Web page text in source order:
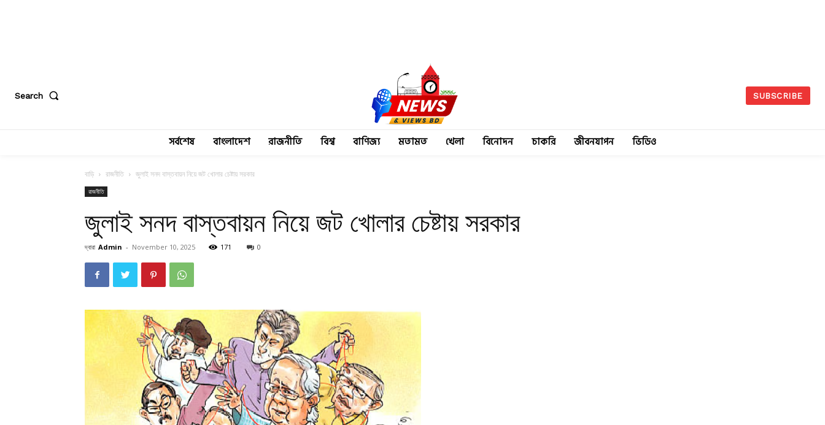
Search SUBSCRIBE
সর্বশেষ বাংলাদেশ রাজনীতি বিশ্ব বাণিজ্য মতামত খেলা বিনোদন চাকরি জীবনযাপন ভিডিও
বাড়ি রাজনীতি জুলাই সনদ বাস্তবায়ন নিয়ে জট খোলার চেষ্টায় সরকার
রাজনীতি
জুলাই সনদ বাস্তবায়ন নিয়ে জট খোলার চেষ্টায় সরকার
দ্বারা Admin - November 10, 2025 171 0